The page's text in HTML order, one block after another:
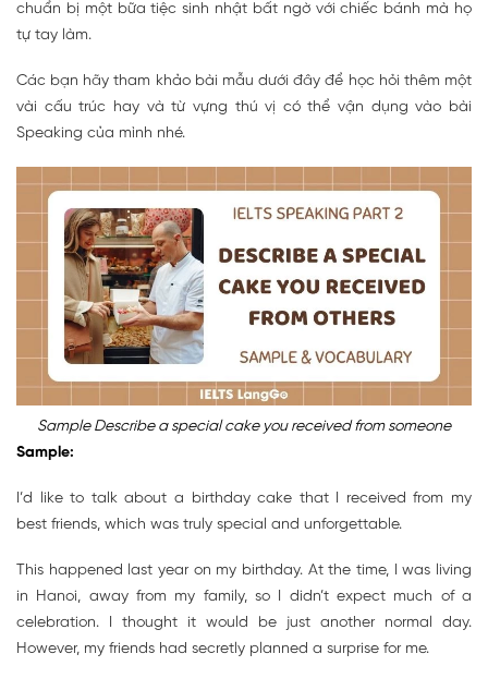
chuẩn bị một bữa tiệc sinh nhật bất ngờ với chiếc bánh mà họ
tự tay làm.
Các bạn hãy tham khảo bài mẫu dưới đây để học hỏi thêm một
vài cấu trúc hay và từ vựng thú vị có thể vận dụng vào bài
Speaking của mình nhé.
Sample Describe a special cake you received from someone
Sample:
I’d like to talk about a birthday cake that I received from my
best friends, which was truly special and unforgettable.
This happened last year on my birthday. At the time, I was living
in Hanoi, away from my family, so I didn’t expect much of a
celebration. I thought it would be just another normal day.
However, my friends had secretly planned a surprise for me.